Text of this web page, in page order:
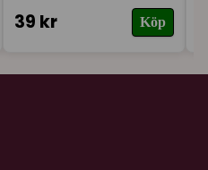
39 kr Köp